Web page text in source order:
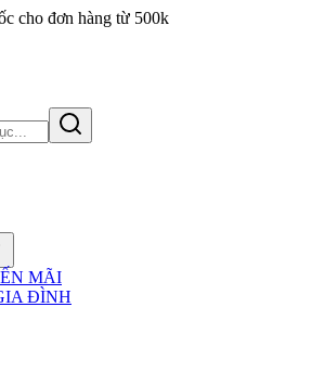
cho đơn hàng từ 500k
MÃI
ĐÌNH